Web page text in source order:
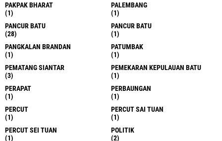
PAKPAK BHARAT
(1)
PALEMBANG
(1)
PANCUR BATU
(28)
PANCUR BATU
(1)
PANGKALAN BRANDAN
(1)
PATUMBAK
(1)
PEMATANG SIANTAR
(3)
PEMEKARAN KEPULAUAN BATU
(1)
PERAPAT
(1)
PERBAUNGAN
(1)
PERCUT
(1)
PERCUT SAI TUAN
(1)
PERCUT SEI TUAN
(1)
POLITIK
(2)